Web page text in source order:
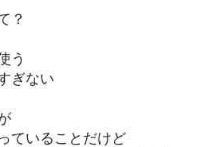
？
う
ぎない
ていることだけど